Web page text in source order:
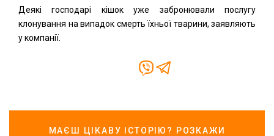
Деякі господарі кішок уже забронювали послугу
клонування на випадок смерть їхньої тварини, заявляють
у компанії.
МАЄШ ЦІКАВУ ІСТОРІЮ? РОЗКАЖИ